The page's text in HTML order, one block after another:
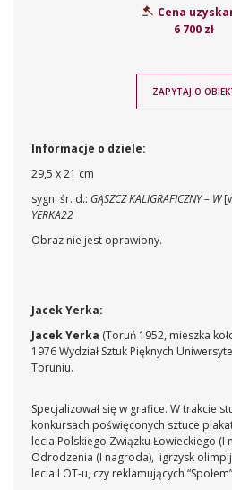
Cena
6 700 zł
ZAPYTAJ O
Informacje o dziele:
29,5 x 21 cm
sygn. śr. d.: GĄSZCZ KALIGRAFICZNY – W
YERKA22
Obraz nie jest oprawiony.
Jacek Yerka:
Jacek Yerka (Toruń 1952, mieszka
1976 Wydział Sztuk Pięknych
Toruniu.
Specjalizował się w grafice. W trakcie
konkursach poświęconych sztuce
lecia Polskiego Związku Łowieckiego (I
Odrodzenia (I nagroda), igrzysk
lecia LOT-u, czy reklamujących